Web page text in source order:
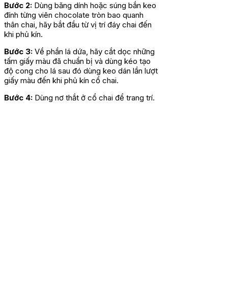
Bước 2: Dùng băng dính hoặc súng bắn keo
đính từng viên chocolate tròn bao quanh
thân chai, hãy bắt đầu từ vị trí đáy chai đến
khi phủ kín.
Bước 3: Về phần lá dứa, hãy cắt dọc những
tấm giấy màu đã chuẩn bị và dùng kéo tạo
độ cong cho lá sau đó dùng keo dán lần lượt
giấy màu đến khi phủ kín cổ chai.
Bước 4: Dùng nơ thắt ở cổ chai để trang trí.